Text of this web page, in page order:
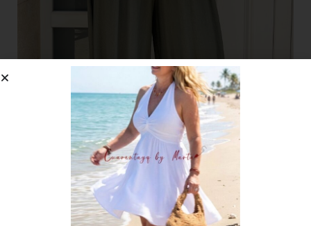
BOLSOS PIEL , CALZADO Y BISUTERIA